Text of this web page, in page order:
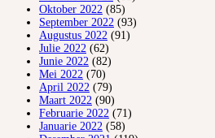
Oktober 2022 (85)
September 2022 (93)
Augustus 2022 (91)
Julie 2022 (62)
Junie 2022 (82)
Mei 2022 (70)
April 2022 (79)
Maart 2022 (90)
Februarie 2022 (71)
Januarie 2022 (58)